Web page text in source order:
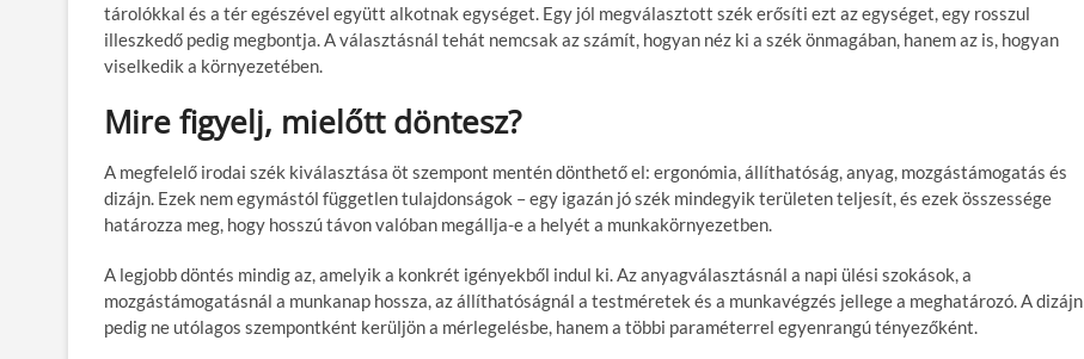
tárolókkal és a tér egészével együtt alkotnak egységet. Egy jól megválasztott szék erősíti ezt az egységet, egy rosszul
illeszkedő pedig megbontja. A választásnál tehát nemcsak az számít, hogyan néz ki a szék önmagában, hanem az is, hogyan
viselkedik a környezetében.
Mire figyelj, mielőtt döntesz?
A megfelelő irodai szék kiválasztása öt szempont mentén dönthető el: ergonómia, állíthatóság, anyag, mozgástámogatás és
dizájn. Ezek nem egymástól független tulajdonságok – egy igazán jó szék mindegyik területen teljesít, és ezek összessége
határozza meg, hogy hosszú távon valóban megállja-e a helyét a munkakörnyezetben.
A legjobb döntés mindig az, amelyik a konkrét igényekből indul ki. Az anyagválasztásnál a napi ülési szokások, a
mozgástámogatásnál a munkanap hossza, az állíthatóságnál a testméretek és a munkavégzés jellege a meghatározó. A dizájn
pedig ne utólagos szempontként kerüljön a mérlegelésbe, hanem a többi paraméterrel egyenrangú tényezőként.